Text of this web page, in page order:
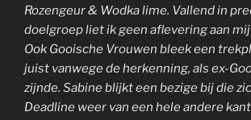
Rozengeur & Wodka lime. Vallend in
doelgroep liet ik geen aflevering aan
Ook Gooische Vrouwen bleek een
juist vanwege de herkenning, als ex-
zijnde. Sabine blijkt een bezige bij die
Deadline weer van een hele andere